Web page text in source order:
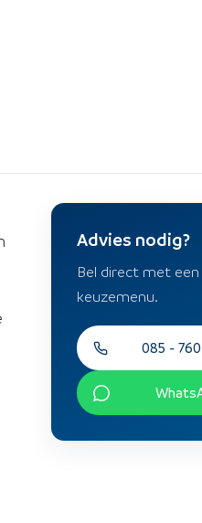
Advies nodig?
Bel direct met
keuzemenu.
085 -